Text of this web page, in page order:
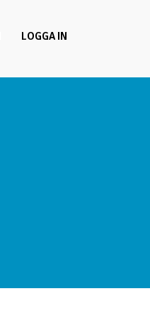
LOGGA IN